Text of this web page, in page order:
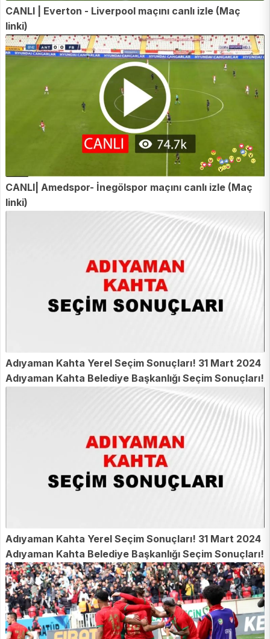
CANLI | Everton - Liverpool maçını canlı izle (Maç
linki)
CANLI| Amedspor- İnegölspor maçını canlı izle (Maç
linki)
Adıyaman Kahta Yerel Seçim Sonuçları! 31 Mart 2024
Adıyaman Kahta Belediye Başkanlığı Seçim Sonuçları!
Adıyaman Kahta'da kim kazandı, hangi parti?
Adıyaman Kahta Yerel Seçim Sonuçları! 31 Mart 2024
Adıyaman Kahta Belediye Başkanlığı Seçim Sonuçları!
Adıyaman Kahta'da kim kazandı, hangi parti?